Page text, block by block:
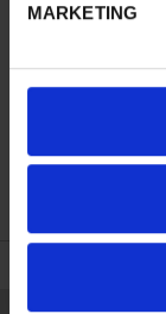
MARKETING